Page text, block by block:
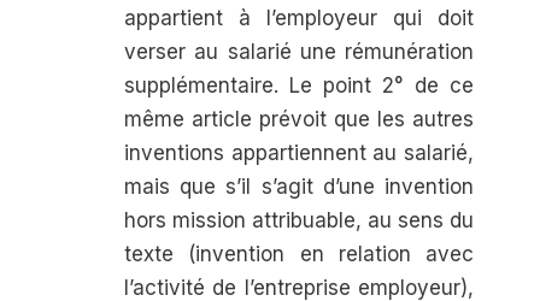
appartient à l’employeur qui doit
verser au salarié une rémunération
supplémen­taire. Le point 2° de ce
même article prévoit que les autres
inventions appartiennent au salarié,
mais que s’il s’agit d’une invention
hors mission attribuable, au sens du
texte (invention en rela­tion avec
l’activité de l’entreprise employeur),